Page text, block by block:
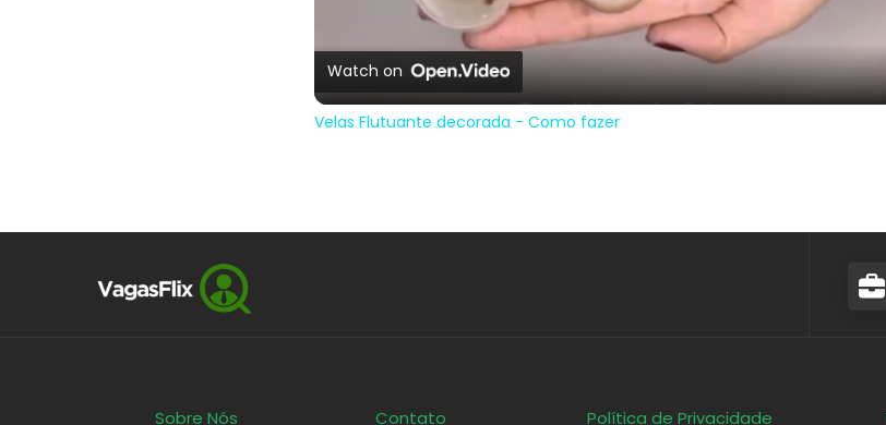
Video
Watch on
Velas Flutuante decorada - Como fazer
Sobre Nós Contato Política de Privacidade